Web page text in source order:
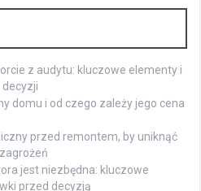
z audytu: kluczowe elementy i
domu i od czego zależy jego cena
przed remontem, by uniknąć
jest niezbędna: kluczowe
przed decyzją